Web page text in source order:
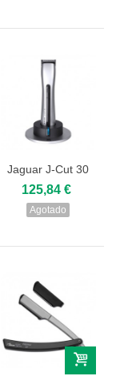
Jaguar J-Cut 30
125,84 €
Agotado